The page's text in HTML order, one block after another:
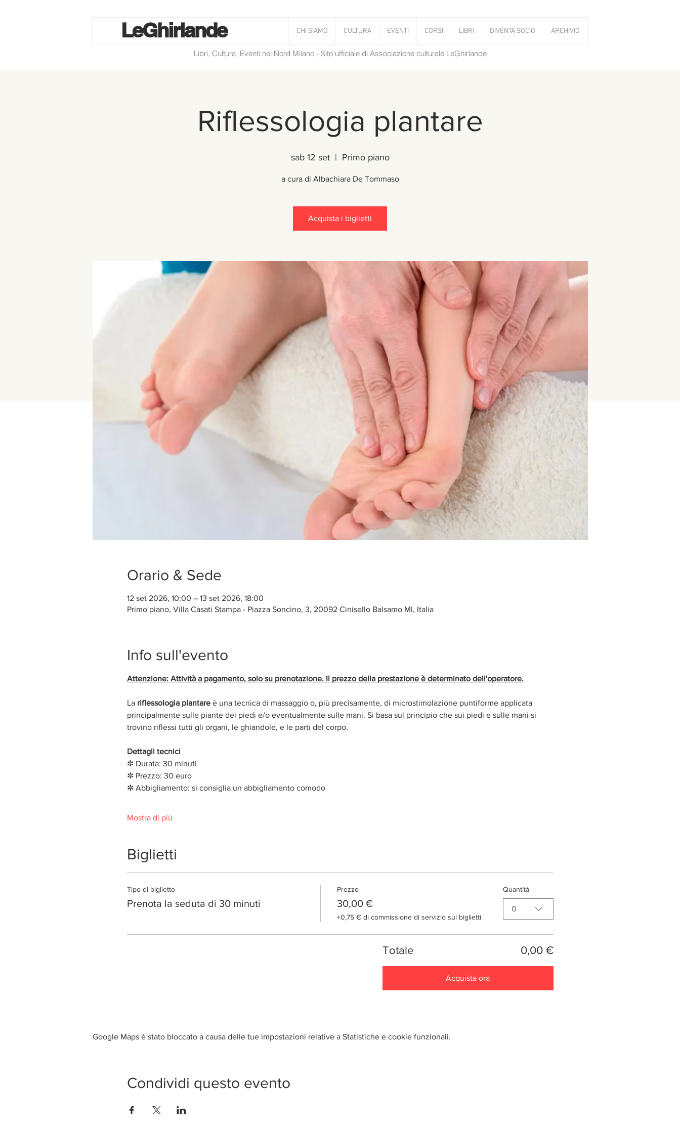
CHI SIAMO CULTURA EVENTI CORSI LIBRI DIVENTA SOCIO ARCHIVIO
LeGhirlande
Libri, Cultura, Eventi nel Nord Milano - Sito ufficiale di Associazione culturale LeGhirlande
Riflessologia plantare
sab 12 set
  |
Primo piano
a cura di Albachiara De Tommaso
Acquista i biglietti
Orario & Sede
12 set 2026, 10:00 – 13 set 2026, 18:00
Primo piano, Villa Casati Stampa - Piazza Soncino, 3, 20092 Cinisello Balsamo MI, Italia
Info sull'evento
Attenzione: Attività a pagamento, solo su prenotazione. Il prezzo della prestazione è determinato dell'operatore.
La riflessologia plantare è una tecnica di massaggio o, più precisamente, di microstimolazione puntiforme applicata
principalmente sulle piante dei piedi e/o eventualmente sulle mani. Si basa sul principio che sui piedi e sulle mani si
trovino riflessi tutti gli organi, le ghiandole, e le parti del corpo.
Dettagli tecnici
✼ Durata: 30 minuti
✼ Prezzo: 30 euro
✼ Abbigliamento: si consiglia un abbigliamento comodo
Mostra di più
Biglietti
Tipo di biglietto
Prenota la seduta di 30 minuti
Prezzo
30,00 €
+0,75 € di commissione di servizio sui biglietti
Quantità
0
Totale 0,00 €
Acquista ora
Google Maps è stato bloccato a causa delle tue impostazioni relative a Statistiche e cookie funzionali.
Condividi questo evento